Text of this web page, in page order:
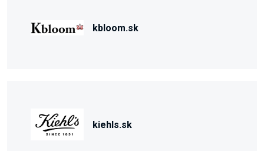
kbloom.sk
kiehls.sk